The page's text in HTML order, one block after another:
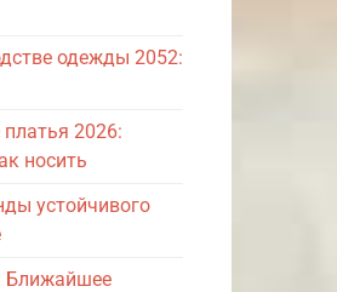
одежды 2052:
2026:
носить
устойчивого
Ближайшее